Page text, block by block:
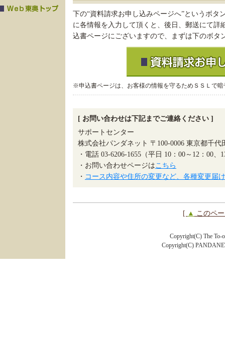
下の“資料請求お申し込みページへ”というボ
に各情報を入力して頂くと、後日、郵送にて
込書ページにございますので、まずは下のボタ
※申込書ページは、お客様の情報を守るためＳＳＬで
[ お問い合わせは下記までご連絡ください ]
サポートセンター
株式会社パンダネット 〒100-0006 東京都千代
・電話 03-6206-1655（平日 10：00～12：00、
・お問い合わせページはこちら
・ コース内容や住所の変更など、各種変更届
[ ▲ このペ
Copyright(C) The To-
Copyright(C)